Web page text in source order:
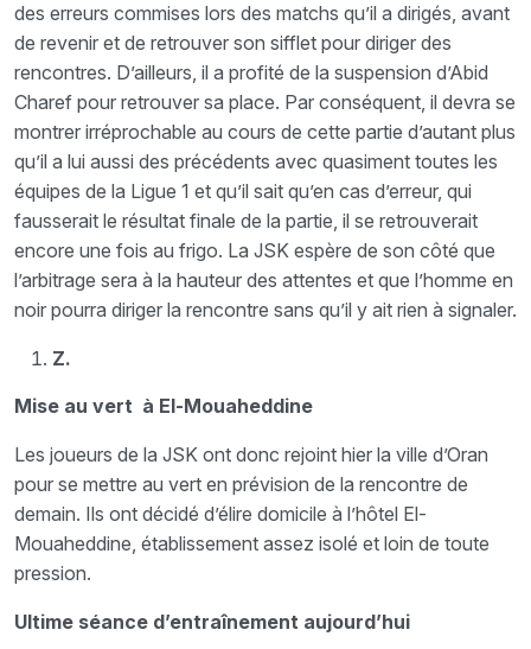
des erreurs commises lors des matchs qu’il a dirigés, avant
de revenir et de retrouver son sifflet pour diriger des
rencontres. D’ailleurs, il a profité de la suspension d’Abid
Charef pour retrouver sa place. Par conséquent, il devra se
montrer irréprochable au cours de cette partie d’autant plus
qu’il a lui aussi des précédents avec quasiment toutes les
équipes de la Ligue 1 et qu’il sait qu’en cas d’erreur, qui
fausserait le résultat finale de la partie, il se retrouverait
encore une fois au frigo. La JSK espère de son côté que
l’arbitrage sera à la hauteur des attentes et que l’homme en
noir pourra diriger la rencontre sans qu’il y ait rien à signaler.
Z.
Mise au vert à El-Mouaheddine
Les joueurs de la JSK ont donc rejoint hier la ville d’Oran
pour se mettre au vert en prévision de la rencontre de
demain. Ils ont décidé d’élire domicile à l’hôtel El-
Mouaheddine, établissement assez isolé et loin de toute
pression.
Ultime séance d’entraînement aujourd’hui